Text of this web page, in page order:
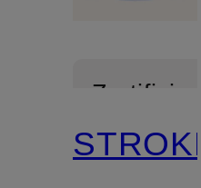
Zertifiziert